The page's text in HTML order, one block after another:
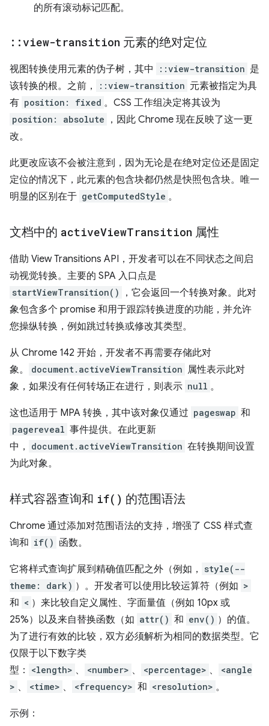
的所有滚动标记匹配。
:: view-transition 元素的绝对定位
视图转换使用元素的伪子树，其中 ::view-transition 是
该转换的根。之前，
::view-transition 元素被指定为具
有 position: fixed 。CSS 工作组决定将其设为
position: absolute
，因此 Chrome 现在反映了这一更
改。
此更改应该不会被注意到，因为无论是在绝对定位还是固定
定位的情况下，此元素的包含块都仍然是快照包含块。唯一
明显的区别在于 getComputedStyle 。
文档中的 activeViewTransition 属性
借助 View Transitions API，开发者可以在不同状态之间启
动视觉转换。主要的 SPA 入口点是
startViewTransition()
，它会返回一个转换对象。此对
象包含多个 promise 和用于跟踪转换进度的功能，并允许
您操纵转换，例如跳过转换或修改其类型。
从 Chrome 142 开始，开发者不再需要存储此对
象。
document.activeViewTransition 属性表示此对
象，如果没有任何转场正在进行，则表示 null 。
这也适用于 MPA 转换，其中该对象仅通过 pageswap 和
pagereveal 事件提供。在此更新
中，
document.activeViewTransition 在转换期间设置
为此对象。
样式容器查询和 if( ) 的范围语法
Chrome 通过添加对范围语法的支持，增强了 CSS 样式查
询和 if() 函数。
它将样式查询扩展到精确值匹配之外（例如，
style(--
theme: dark) ）。开发者可以使用比较运算符（例如 >
和 < ）来比较自定义属性、字面量值（例如 10px 或
25%）以及来自替换函数（如 attr() 和 env() ）的值。
为了进行有效的比较，双方必须解析为相同的数据类型。它
仅限于以下数字类
型：
<length> 、 <number> 、 <percentage> 、
<angle
> 、 <time> 、 <frequency> 和 <resolution> 。
示例：